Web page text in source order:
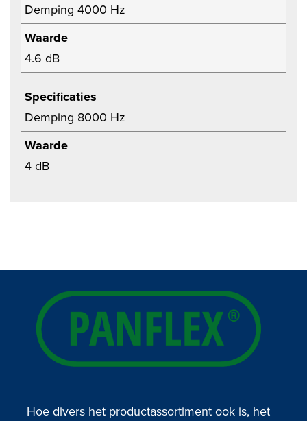
Demping 4000 Hz
Waarde
4.6 dB
Specificaties
Demping 8000 Hz
Waarde
4 dB
Hoe divers het productassortiment ook is, het